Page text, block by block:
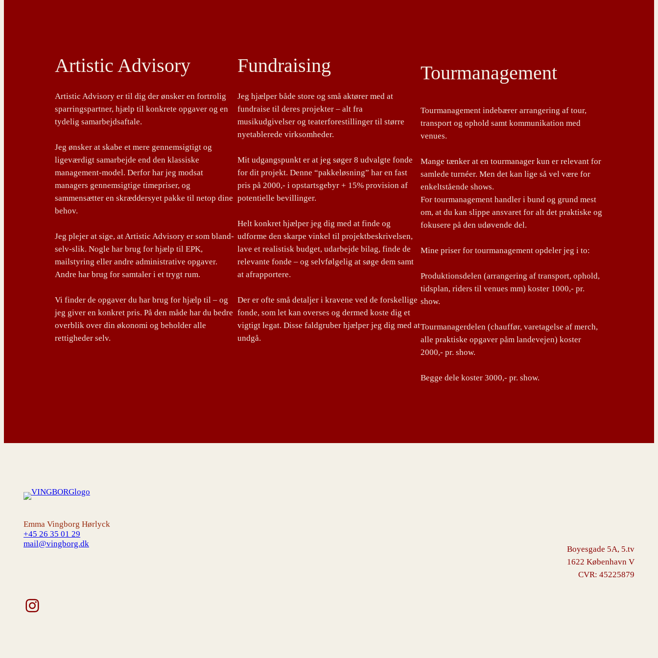
Artistic Advisory
Artistic Advisory er til dig der ønsker en fortrolig
sparringspartner, hjælp til konkrete opgaver og en
tydelig samarbejdsaftale.
Jeg ønsker at skabe et mere gennemsigtigt og
ligeværdigt samarbejde end den klassiske
management-model. Derfor har jeg modsat
managers gennemsigtige timepriser, og
sammensætter en skræddersyet pakke til netop dine
behov.
Jeg plejer at sige, at Artistic Advisory er som bland-
selv-slik. Nogle har brug for hjælp til EPK,
mailstyring eller andre administrative opgaver.
Andre har brug for samtaler i et trygt rum.
Vi finder de opgaver du har brug for hjælp til – og
jeg giver en konkret pris. På den måde har du bedre
overblik over din økonomi og beholder alle
rettigheder selv.
Fundraising
Jeg hjælper både store og små aktører med at
fundraise til deres projekter – alt fra
musikudgivelser og teaterforestillinger til større
nyetablerede virksomheder.
Mit udgangspunkt er at jeg søger 8 udvalgte fonde
for dit projekt. Denne “pakkeløsning” har en fast
pris på 2000,- i opstartsgebyr + 15% provision af
potentielle bevillinger.
Helt konkret hjælper jeg dig med at finde og
udforme den skarpe vinkel til projektbeskrivelsen,
lave et realistisk budget, udarbejde bilag, finde de
relevante fonde – og selvfølgelig at søge dem samt
at afrapportere.
Der er ofte små detaljer i kravene ved de forskellige
fonde, som let kan overses og dermed koste dig et
vigtigt legat. Disse faldgruber hjælper jeg dig med at
undgå.
Tourmanagement
Tourmanagement indebærer arrangering af tour,
transport og ophold samt kommunikation med
venues.
Mange tænker at en tourmanager kun er relevant for
samlede turnéer. Men det kan lige så vel være for
enkeltstående shows.
For tourmanagement handler i bund og grund mest
om, at du kan slippe ansvaret for alt det praktiske og
fokusere på den udøvende del.
Mine priser for tourmanagement opdeler jeg i to:
Produktionsdelen (arrangering af transport, ophold,
tidsplan, riders til venues mm) koster 1000,- pr.
show.
Tourmanagerdelen (chauffør, varetagelse af merch,
alle praktiske opgaver påm landevejen) koster
2000,- pr. show.
Begge dele koster 3000,- pr. show.
Emma Vingborg Hørlyck
+45 26 35 01 29
mail@vingborg.dk
Instagram
Boyesgade 5A, 5.tv
1622 København V
CVR: 45225879